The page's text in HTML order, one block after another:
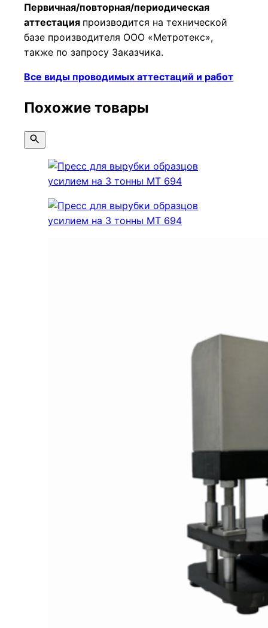
Первичная/повторная/периодическая
аттестация производится на технической
базе производителя ООО «Метротекс»,
также по запросу Заказчика.
Все виды проводимых аттестаций и работ
Похожие товары